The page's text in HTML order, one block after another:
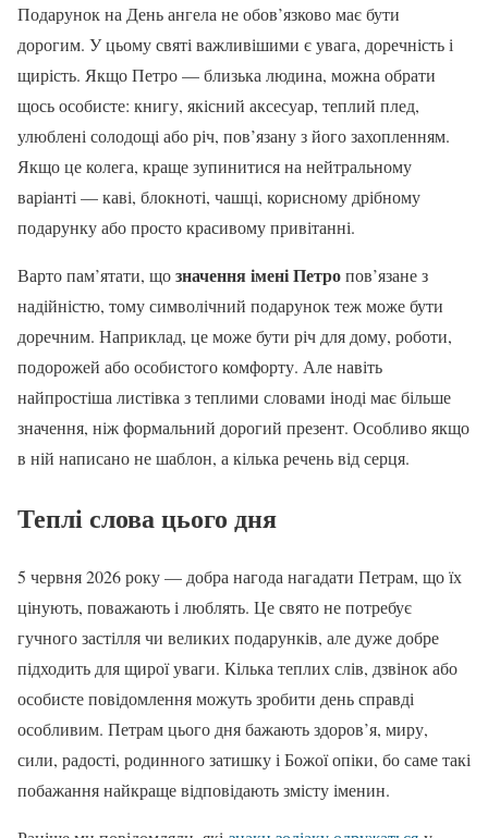
Подарунок на День ангела не обов’язково має бути
дорогим. У цьому святі важливішими є увага, доречність і
щирість. Якщо Петро — близька людина, можна обрати
щось особисте: книгу, якісний аксесуар, теплий плед,
улюблені солодощі або річ, пов’язану з його захопленням.
Якщо це колега, краще зупинитися на нейтральному
варіанті — каві, блокноті, чашці, корисному дрібному
подарунку або просто красивому привітанні.
Варто пам’ятати, щозначення імені Петропов’язане з
надійністю, тому символічний подарунок теж може бути
доречним. Наприклад, це може бути річ для дому, роботи,
подорожей або особистого комфорту. Але навіть
найпростіша листівка з теплими словами іноді має більше
значення, ніж формальний дорогий презент. Особливо якщо
в ній написано не шаблон, а кілька речень від серця.
Теплі слова цього дня
5 червня 2026 року — добра нагода нагадати Петрам, що їх
цінують, поважають і люблять. Це свято не потребує
гучного застілля чи великих подарунків, але дуже добре
підходить для щирої уваги. Кілька теплих слів, дзвінок або
особисте повідомлення можуть зробити день справді
особливим. Петрам цього дня бажають здоров’я, миру,
сили, радості, родинного затишку і Божої опіки, бо саме такі
побажання найкраще відповідають змісту іменин.